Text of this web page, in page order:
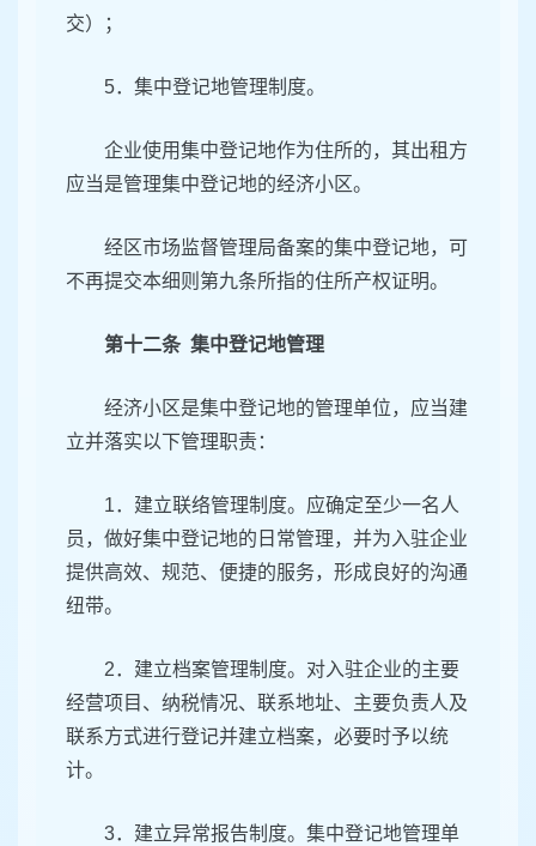
交）；
5．集中登记地管理制度。
企业使用集中登记地作为住所的，其出租方
应当是管理集中登记地的经济小区。
经区市场监督管理局备案的集中登记地，可
不再提交本细则第九条所指的住所产权证明。
第十二条 集中登记地管理
经济小区是集中登记地的管理单位，应当建
立并落实以下管理职责：
1．建立联络管理制度。应确定至少一名人
员，做好集中登记地的日常管理，并为入驻企业
提供高效、规范、便捷的服务，形成良好的沟通
纽带。
2．建立档案管理制度。对入驻企业的主要
经营项目、纳税情况、联系地址、主要负责人及
联系方式进行登记并建立档案，必要时予以统
计。
3．建立异常报告制度。集中登记地管理单